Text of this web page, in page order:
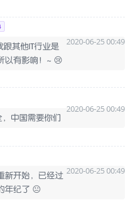
2020-06-25 00:49
跟其他IT行业是
以有影响！~ 😢
2020-06-25 00:49
中国需要你们
2020-06-25 00:49
新开始，已经过
年纪了 😐